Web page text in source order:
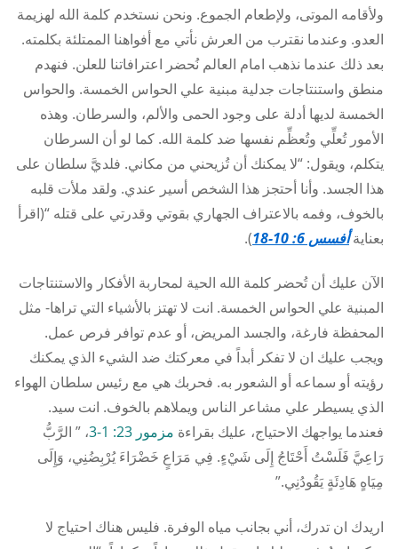
ولأقامه الموتى، ولإطعام الجموع. ونحن نستخدم كلمة الله لهزيمة
العدو. وعندما نقترب من العرش نأتي مع أفواهنا الممتلئة بكلمته.
بعد ذلك عندما نذهب امام العالم نُحضر اعترافاتنا للعلن. فنهدم
منطق واستنتاجات جدلية مبنية علي الحواس الخمسة. والحواس
الخمسة لديها أدلة على وجود الحمى والألم، والسرطان. وهذه
الأمور تُعلِّي وتُعظِّم نفسها ضد كلمة الله. كما لو أن السرطان
يتكلم، ويقول: “لا يمكنك أن تُزيحني من مكاني. فلديَّ سلطان على
هذا الجسد. وأنا أحتجز هذا الشخص أسير عندي. ولقد ملأت قلبه
بالخوف، وفمه بالاعتراف الجهاري بقوتي وقدرتي على قتله “(اقرأ
بعنايةأفسس 6: 10-18 ).
الآن عليك أن تُحضر كلمة الله الحية لمحاربة الأفكار والاستنتاجات
المبنية علي الحواس الخمسة. انت لا تهتز بالأشياء التي تراها- مثل
المحفظة فارغة، والجسد المريض، أو عدم توافر فرص عمل.
ويجب عليك ان لا تفكر أبداً في معركتك ضد الشيء الذي يمكنك
رؤيته أو سماعه أو الشعور به. فحربك هي مع رئيس سلطان الهواء
الذي يسيطر علي مشاعر الناس ويملاهم بالخوف. انت سيد.
فعندما يواجهك الاحتياج، عليك بقراءة مزمور 23: 1-3
، ” الرَّبُّ
رَاعِيَّ فَلَسْتُ أَحْتَاجُ إِلَى شَيْءٍ. فِي مَرَاعٍ خَضْرَاءَ يُرْبِضُنِي، وَإِلَى
مِيَاهٍ هَادِئَةٍ يَقُودُنِي.”
اريدك ان تدرك، أني بجانب مياه الوفرة. فليس هناك احتياج لا